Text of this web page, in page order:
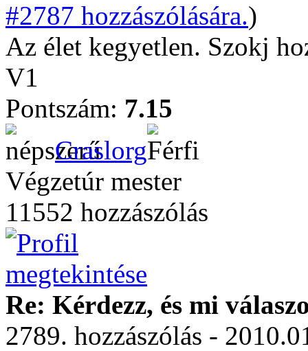
#2787 hozzászólására.)
Az élet kegyetlen. Szokj
V1
Pontszám: 7.15
Craslorg
Végzetúr mester
11552 hozzászólás
Re: Kérdezz, és mi
2789. hozzászólás -